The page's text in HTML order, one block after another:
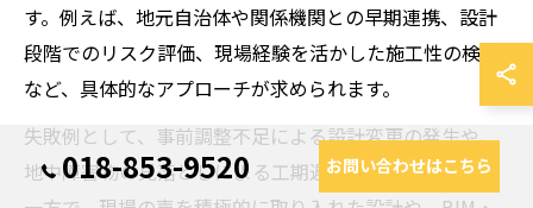
す。例えば、地元自治体や関係機関との早期連携、設計
段階でのリスク評価、現場経験を活かした施工性の検討
など、具体的なアプローチが求められます。
失敗例として、事前調整不足による設計変更の発生や、
地中障害物の見落としによる工期遅延が挙げられます。
018-853-9520 お問い合わせはこちら